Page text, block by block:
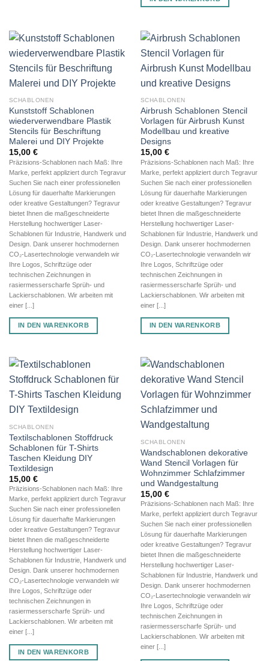
SCHABLONEN
Kunststoff Schablonen
wiederverwendbare Plastik
Stencils für Beschriftung
Malerei und DIY Projekte
15,00 €
Präzisions-Schablonen nach Maß: Ihre
Marke, perfekt appliziert durch Tegravur
Suchen Sie nach einer professionellen
Lösung für dauerhafte Markierungen
oder kreative Gestaltungen? Tegravur
bietet Ihnen die maßgeschneiderte
Herstellung hochwertiger Laser-
Schablonen für Industrie, Handwerk und
Design. Dank unserer hochmodernen
CO₂-Lasertechnologie verwandeln wir
Ihre Logos, Schriftzüge oder
technischen Zeichnungen in
rasiermesserscharfe Sprüh- und
Lackierschablonen. Wir arbeiten mit
einer [...]
IN DEN WARENKORB
SCHABLONEN
Airbrush Schablonen Stencil
Vorlagen für Airbrush Kunst
Modellbau und kreative
Designs
15,00 €
Präzisions-Schablonen nach Maß: Ihre
Marke, perfekt appliziert durch Tegravur
Suchen Sie nach einer professionellen
Lösung für dauerhafte Markierungen
oder kreative Gestaltungen? Tegravur
bietet Ihnen die maßgeschneiderte
Herstellung hochwertiger Laser-
Schablonen für Industrie, Handwerk und
Design. Dank unserer hochmodernen
CO₂-Lasertechnologie verwandeln wir
Ihre Logos, Schriftzüge oder
technischen Zeichnungen in
rasiermesserscharfe Sprüh- und
Lackierschablonen. Wir arbeiten mit
einer [...]
IN DEN WARENKORB
SCHABLONEN
Textilschablonen Stoffdruck
Schablonen für T-Shirts
Taschen Kleidung DIY
Textildesign
15,00 €
Präzisions-Schablonen nach Maß: Ihre
Marke, perfekt appliziert durch Tegravur
Suchen Sie nach einer professionellen
Lösung für dauerhafte Markierungen
oder kreative Gestaltungen? Tegravur
bietet Ihnen die maßgeschneiderte
Herstellung hochwertiger Laser-
Schablonen für Industrie, Handwerk und
Design. Dank unserer hochmodernen
CO₂-Lasertechnologie verwandeln wir
Ihre Logos, Schriftzüge oder
technischen Zeichnungen in
rasiermesserscharfe Sprüh- und
Lackierschablonen. Wir arbeiten mit
einer [...]
IN DEN WARENKORB
SCHABLONEN
Wandschablonen dekorative
Wand Stencil Vorlagen für
Wohnzimmer Schlafzimmer
und Wandgestaltung
15,00 €
Präzisions-Schablonen nach Maß: Ihre
Marke, perfekt appliziert durch Tegravur
Suchen Sie nach einer professionellen
Lösung für dauerhafte Markierungen
oder kreative Gestaltungen? Tegravur
bietet Ihnen die maßgeschneiderte
Herstellung hochwertiger Laser-
Schablonen für Industrie, Handwerk und
Design. Dank unserer hochmodernen
CO₂-Lasertechnologie verwandeln wir
Ihre Logos, Schriftzüge oder
technischen Zeichnungen in
rasiermesserscharfe Sprüh- und
Lackierschablonen. Wir arbeiten mit
einer [...]